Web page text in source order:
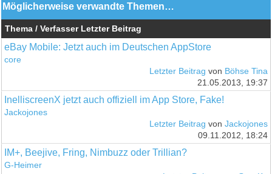
Möglicherweise verwandte Themen…
Thema / Verfasser Letzter Beitrag
eBay Mobile: Jetzt auch im Deutschen AppStore
core
Letzter Beitrag von Böhse Tina
21.05.2013, 19:37
InelliscreenX jetzt auch offiziell im App Store, Fake!
Jackojones
Letzter Beitrag von Jackojones
09.11.2012, 18:24
IM+, Beejive, Fring, Nimbuzz oder Trillian?
G-Heimer